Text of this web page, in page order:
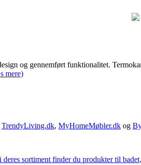
og gennemført funktionalitet.
mere)
TrendyLiving.dk, MyHomeMøbler.dk og
sortiment finder du produkter til